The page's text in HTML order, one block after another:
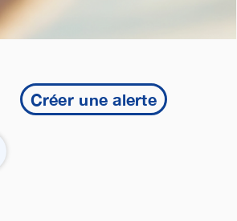
Créer une alerte